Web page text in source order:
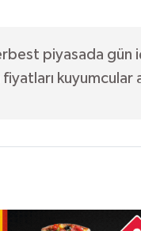
piyasada
fiyatları kuyumcular